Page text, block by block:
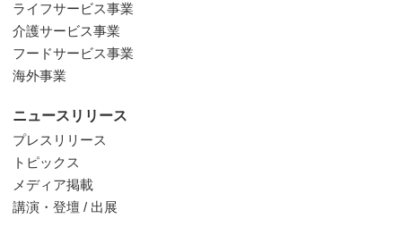
ライフサービス事業
介護サービス事業
フードサービス事業
海外事業
ニュースリリース
プレスリリース
トピックス
メディア掲載
講演・登壇 / 出展